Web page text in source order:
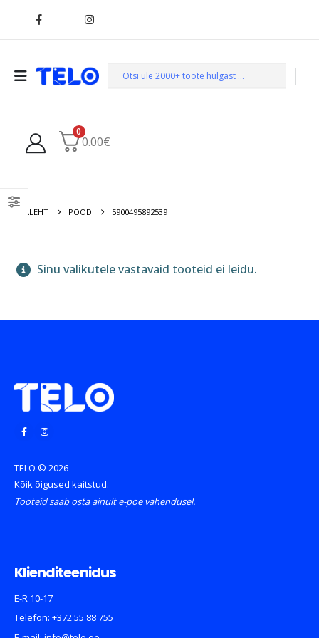
0
0.00€
AVALEHT POOD 5900495892539
Sinu valikutele vastavaid tooteid ei leidu.
TELO © 2026
Kõik õigused kaitstud.
Tooteid saab osta ainult e-poe vahendusel.
Klienditeenidus
E-R 10-17
Telefon: +372 55 88 755